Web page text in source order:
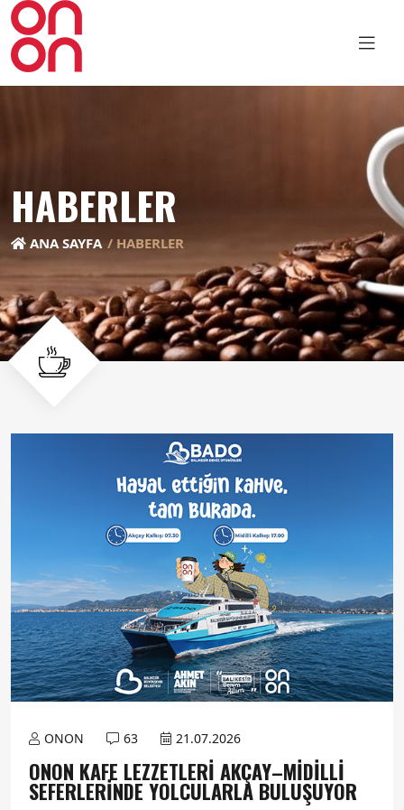
HABERLER
ANA SAYFA HABERLER
ONON 63 21.07.2026
ONON KAFE LEZZETLERI AKÇAY–MIDILLI
SEFERLERINDE YOLCULARLA BULUŞUYOR